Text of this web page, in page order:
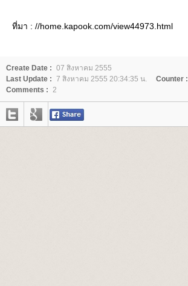
ที่มา : //home.kapook.com/view44973.html
Create Date : 07 สิงหาคม 2555
Last Update : 7 สิงหาคม 2555 20:34:35 น. Counter :
Comments : 2